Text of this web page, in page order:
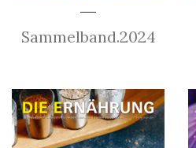
Sammelband.2024